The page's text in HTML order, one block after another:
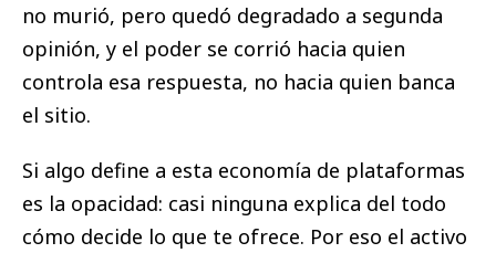
no murió, pero quedó degradado a segunda
opinión, y el poder se corrió hacia quien
controla esa respuesta, no hacia quien banca
el sitio.
Si algo define a esta economía de plataformas
es la opacidad: casi ninguna explica del todo
cómo decide lo que te ofrece. Por eso el activo